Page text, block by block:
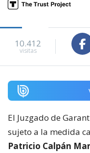
10.412
visitas
El Juzgado de
sujeto a la medida
Patricio Calpán